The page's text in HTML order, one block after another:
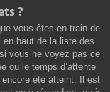
?
vous êtes en train de
haut de la liste des
vous ne voyez pas ce
ou le temps d’attente
encore été atteint. Il est